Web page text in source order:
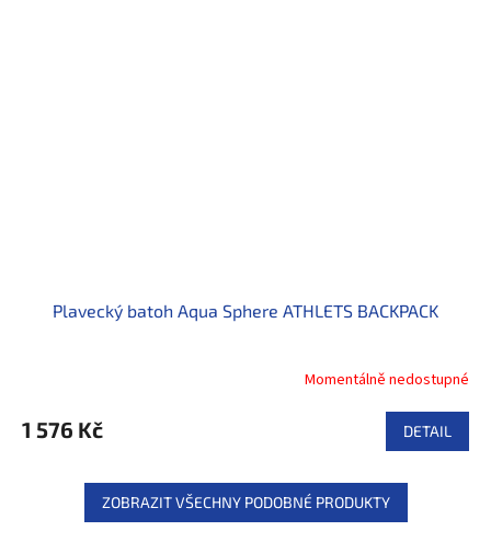
Plavecký batoh Aqua Sphere ATHLETS BACKPACK
Momentálně nedostupné
1 576 Kč DETAIL
ZOBRAZIT VŠECHNY PODOBNÉ PRODUKTY